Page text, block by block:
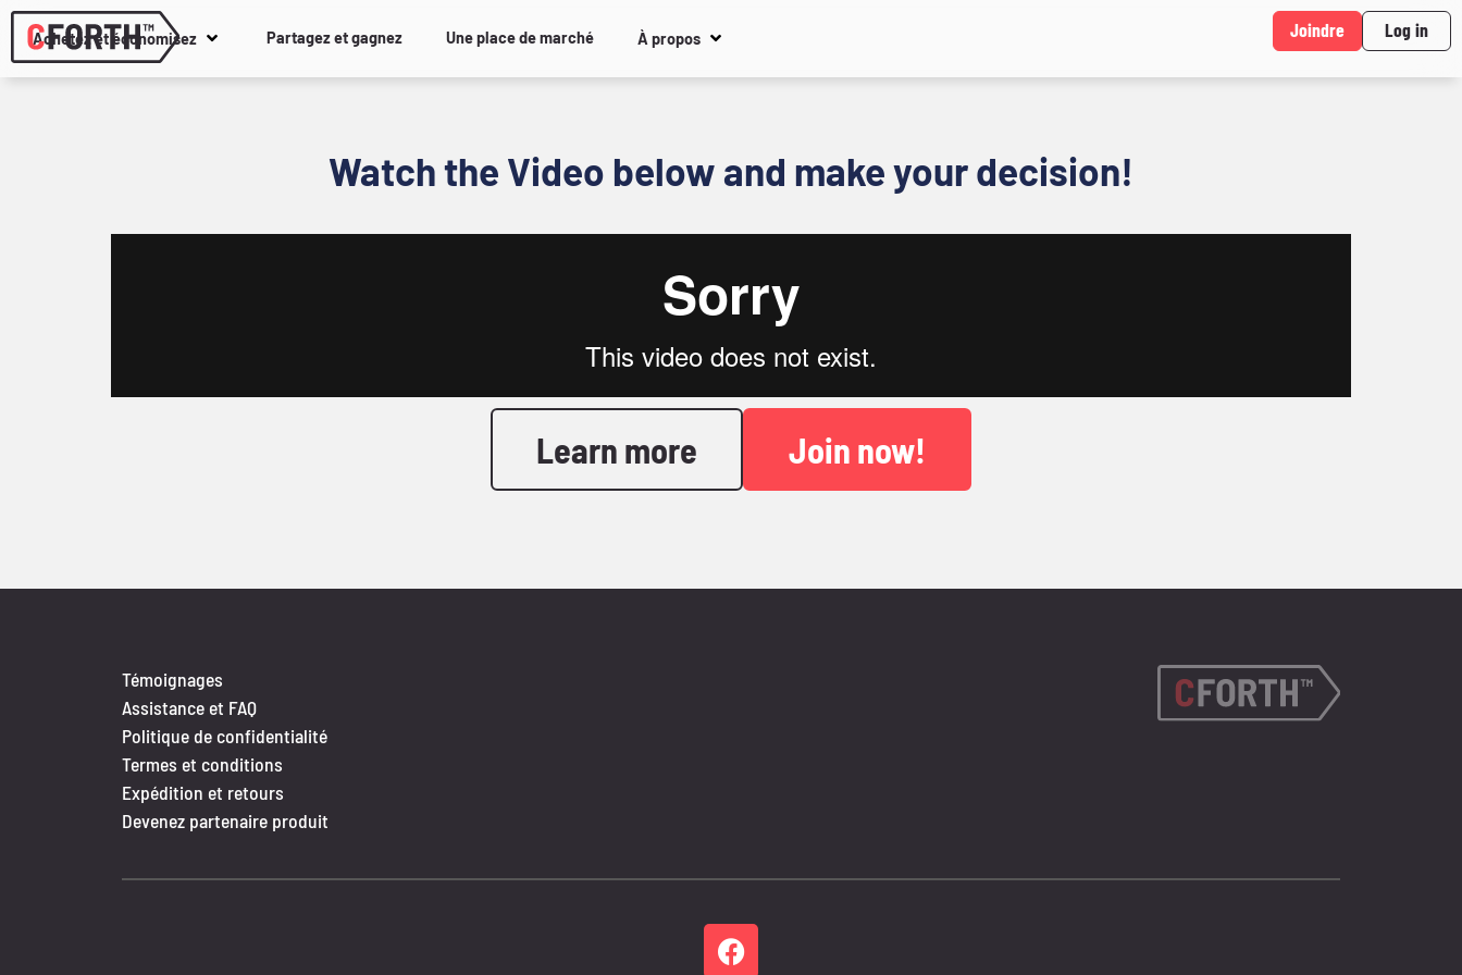
Achetez et économisez Partagez et gagnez Une place de marché À propos Joindre Log in
Watch the Video below and make your decision!
Learn more Join now!
Témoignages
Assistance et FAQ
Politique de confidentialité
Termes et conditions
Expédition et retours
Devenez partenaire produit